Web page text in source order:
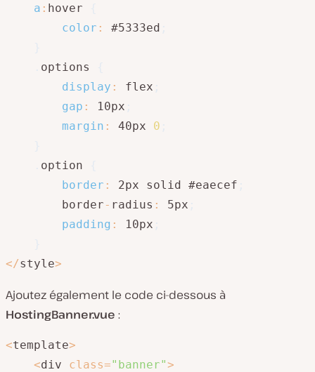
a : hover
color : #5333ed
options
display : flex
gap : 10px
margin : 40px 0
option
border : 2px solid #eaecef
        border
- radius : 5px
padding : 10px
</style>
Ajoutez également le code ci-dessous à
HostingBanner.vue :
<template>
<div class="banner">